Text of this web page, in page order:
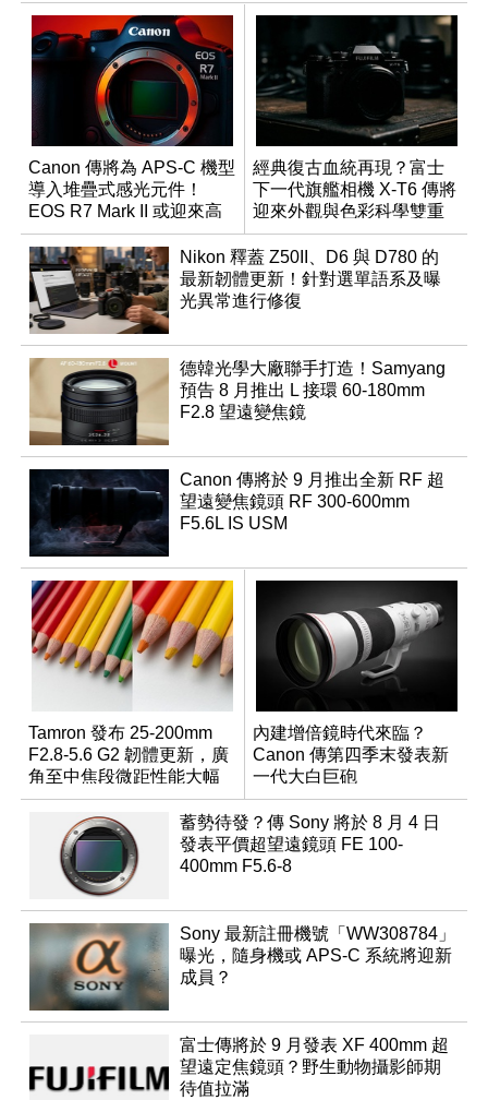
Canon 傳將為 APS-C 機型
導入堆疊式感光元件！
EOS R7 Mark II 或迎來高
速讀出升級
經典復古血統再現？富士
下一代旗艦相機 X-T6 傳將
迎來外觀與色彩科學雙重
優化
Nikon 釋蓋 Z50II、D6 與 D780 的
最新韌體更新！針對選單語系及曝
光異常進行修復
德韓光學大廠聯手打造！Samyang
預告 8 月推出 L 接環 60-180mm
F2.8 望遠變焦鏡
Canon 傳將於 9 月推出全新 RF 超
望遠變焦鏡頭 RF 300-600mm
F5.6L IS USM
Tamron 發布 25-200mm
F2.8-5.6 G2 韌體更新，廣
角至中焦段微距性能大幅
升級
內建增倍鏡時代來臨？
Canon 傳第四季末發表新
一代大白巨砲
蓄勢待發？傳 Sony 將於 8 月 4 日
發表平價超望遠鏡頭 FE 100-
400mm F5.6-8
Sony 最新註冊機號「WW308784」
曝光，隨身機或 APS-C 系統將迎新
成員？
富士傳將於 9 月發表 XF 400mm 超
望遠定焦鏡頭？野生動物攝影師期
待值拉滿